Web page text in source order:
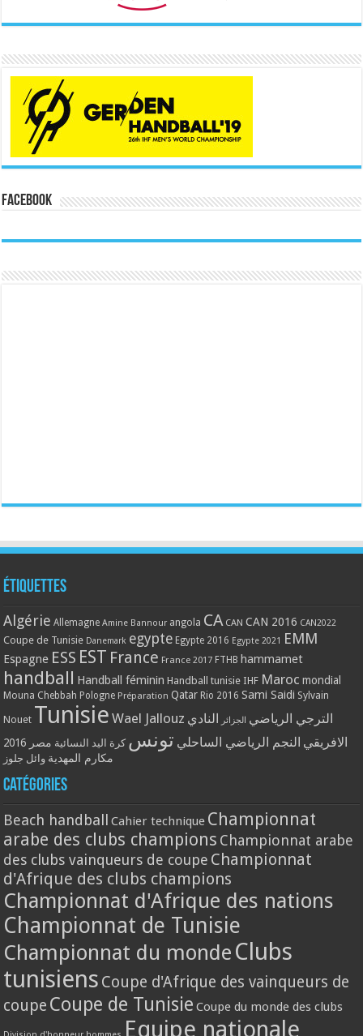
Facebook
Étiquettes
Algérie Allemagne Amine Bannour angola CA CAN CAN 2016 CAN2022
Coupe de Tunisie Danemark egypte Egypte 2016 Egypte 2021 EMM
Espagne ESS EST France France 2017 FTHB hammamet
handball Handball féminin Handball tunisie IHF Maroc mondial
Mouna Chebbah Pologne Préparation Qatar Rio 2016 Sami Saidi Sylvain
Nouet Tunisie Wael Jallouz الترجي الرياضي الجزائر النادي
الافريقي النجم الرياضي الساحلي تونس كرة اليد النسائية مصر 2016
مكارم المهدية وائل جلوز
Catégories
Beach handball Cahier technique Championnat
arabe des clubs champions Championnat arabe
des clubs vainqueurs de coupe Championnat
d'Afrique des clubs champions
Championnat d'Afrique des nations
Championnat de Tunisie
Championnat du monde Clubs
tunisiens Coupe d'Afrique des vainqueurs de
coupe Coupe de Tunisie Coupe du monde des clubs
Equipe nationale